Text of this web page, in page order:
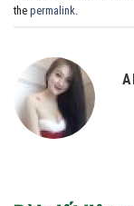
the permalink